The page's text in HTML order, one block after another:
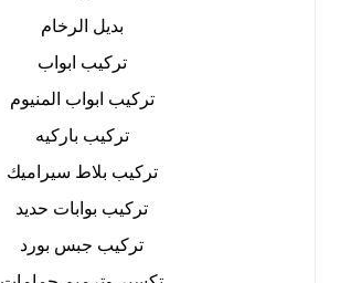
بديل الرخام
تركيب ابواب
تركيب ابواب المنيوم
تركيب باركيه
تركيب بلاط سيراميك
تركيب بوابات حديد
تركيب جبس بورد